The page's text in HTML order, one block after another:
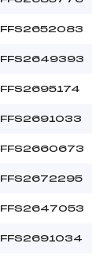
FFS2652083
FFS2649393
FFS2695174
FFS2691033
FFS2660673
FFS2672295
FFS2647053
FFS2691034